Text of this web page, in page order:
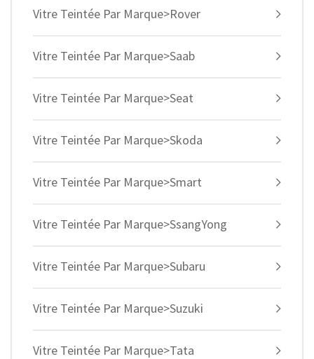
Vitre Teintée Par Marque>Rover
Vitre Teintée Par Marque>Saab
Vitre Teintée Par Marque>Seat
Vitre Teintée Par Marque>Skoda
Vitre Teintée Par Marque>Smart
Vitre Teintée Par Marque>SsangYong
Vitre Teintée Par Marque>Subaru
Vitre Teintée Par Marque>Suzuki
Vitre Teintée Par Marque>Tata